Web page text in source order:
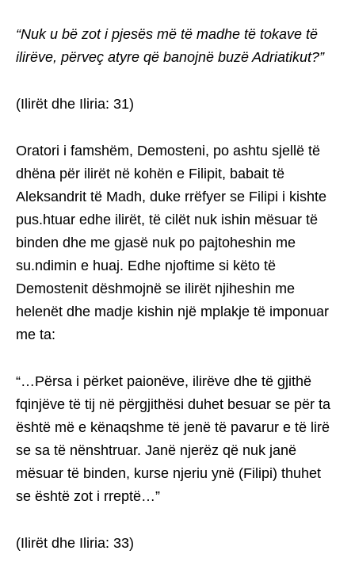
“Nuk u bë zot i pjesës më të madhe të tokave të
ilirëve, përveç atyre që banojnë buzë Adriatikut?”
(Ilirët dhe Iliria: 31)
Oratori i famshëm, Demosteni, po ashtu sjellë të
dhëna për ilirët në kohën e Filipit, babait të
Aleksandrit të Madh, duke rrëfyer se Filipi i kishte
pus.htuar edhe ilirët, të cilët nuk ishin mësuar të
binden dhe me gjasë nuk po pajtoheshin me
su.ndimin e huaj. Edhe njoftime si këto të
Demostenit dëshmojnë se ilirët njiheshin me
helenët dhe madje kishin një mplakje të imponuar
me ta:
“…Përsa i përket paionëve, ilirëve dhe të gjithë
fqinjëve të tij në përgjithësi duhet besuar se për ta
është më e kënaqshme të jenë të pavarur e të lirë
se sa të nënshtruar. Janë njerëz që nuk janë
mësuar të binden, kurse njeriu ynë (Filipi) thuhet
se është zot i rreptë…”
(Ilirët dhe Iliria: 33)